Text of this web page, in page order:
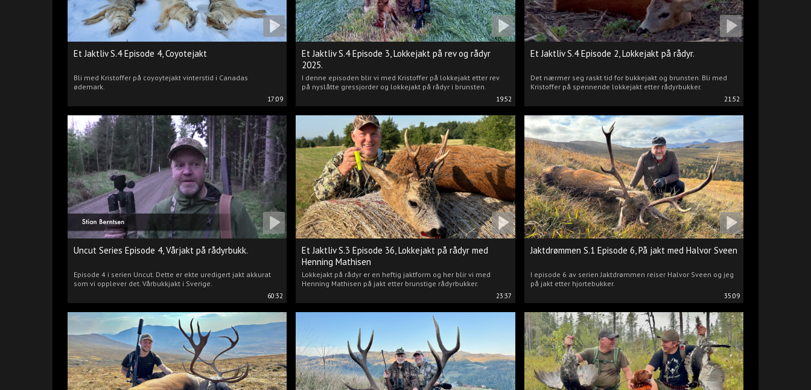
17:09
Et Jaktliv S.4 Episode 4, Coyotejakt
Bli med Kristoffer på coyoytejakt vinterstid i Canadas
ødemark.
19:52
Et Jaktliv S.4 Episode 3, Lokkejakt på rev og rådyr
2025.
I denne episoden blir vi med Kristoffer på lokkejakt etter rev
på nyslåtte gressjorder og lokkejakt på rådyr i brunsten.
21:52
Et Jaktliv S.4 Episode 2, Lokkejakt på rådyr.
Det nærmer seg raskt tid for bukkejakt og brunsten. Bli med
Kristoffer på spennende lokkejakt etter rådyrbukker.
60:32
Uncut Series Episode 4, Vårjakt på rådyrbukk.
Episode 4 i serien Uncut. Dette er ekte uredigert jakt akkurat
som vi opplever det. Vårbukkjakt i Sverige.
23:37
Et Jaktliv S.3 Episode 36, Lokkejakt på rådyr med
Henning Mathisen
Lokkejakt på rådyr er en heftig jaktform og her blir vi med
Henning Mathisen på jakt etter brunstige rådyrbukker.
35:09
Jaktdrømmen S.1 Episode 6, På jakt med Halvor Sveen
I episode 6 av serien Jaktdrømmen reiser Halvor Sveen og jeg
på jakt etter hjortebukker.